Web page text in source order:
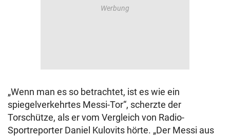
„Wenn man es so betrachtet, ist es wie ein
spiegelverkehrtes Messi-Tor“, scherzte der
Torschütze, als er vom Vergleich von Radio-
Sportreporter Daniel Kulovits hörte. „Der Messi aus